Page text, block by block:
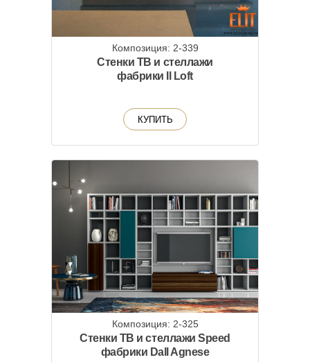
Композиция: 2-339
Стенки ТВ и стеллажи
фабрики Il Loft
КУПИТЬ
Композиция: 2-325
Стенки ТВ и стеллажи Speed
фабрики Dall Agnese